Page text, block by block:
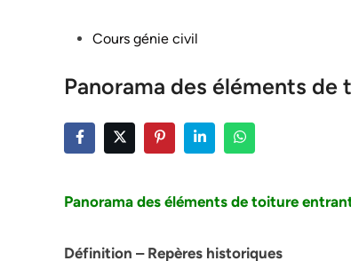
PostedCours génie civil
Panorama des éléments
Panorama des éléments de toiture
Définition – Repères historiques